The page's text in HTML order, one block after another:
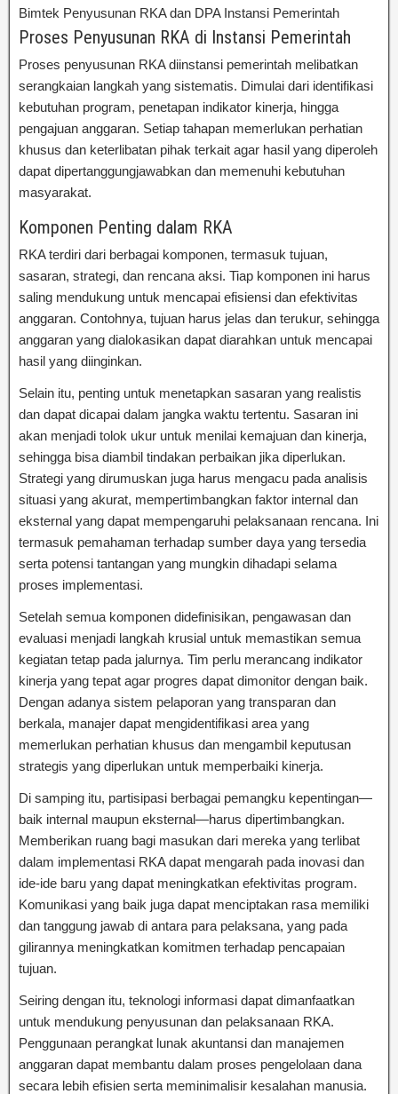
Bimtek Penyusunan RKA dan DPA Instansi Pemerintah
Proses Penyusunan RKA di Instansi Pemerintah
Proses penyusunan RKA diinstansi pemerintah melibatkan
serangkaian langkah yang sistematis. Dimulai dari identifikasi
kebutuhan program, penetapan indikator kinerja, hingga
pengajuan anggaran. Setiap tahapan memerlukan perhatian
khusus dan keterlibatan pihak terkait agar hasil yang diperoleh
dapat dipertanggungjawabkan dan memenuhi kebutuhan
masyarakat.
Komponen Penting dalam RKA
RKA terdiri dari berbagai komponen, termasuk tujuan,
sasaran, strategi, dan rencana aksi. Tiap komponen ini harus
saling mendukung untuk mencapai efisiensi dan efektivitas
anggaran. Contohnya, tujuan harus jelas dan terukur, sehingga
anggaran yang dialokasikan dapat diarahkan untuk mencapai
hasil yang diinginkan.
Selain itu, penting untuk menetapkan sasaran yang realistis
dan dapat dicapai dalam jangka waktu tertentu. Sasaran ini
akan menjadi tolok ukur untuk menilai kemajuan dan kinerja,
sehingga bisa diambil tindakan perbaikan jika diperlukan.
Strategi yang dirumuskan juga harus mengacu pada analisis
situasi yang akurat, mempertimbangkan faktor internal dan
eksternal yang dapat mempengaruhi pelaksanaan rencana. Ini
termasuk pemahaman terhadap sumber daya yang tersedia
serta potensi tantangan yang mungkin dihadapi selama
proses implementasi.
Setelah semua komponen didefinisikan, pengawasan dan
evaluasi menjadi langkah krusial untuk memastikan semua
kegiatan tetap pada jalurnya. Tim perlu merancang indikator
kinerja yang tepat agar progres dapat dimonitor dengan baik.
Dengan adanya sistem pelaporan yang transparan dan
berkala, manajer dapat mengidentifikasi area yang
memerlukan perhatian khusus dan mengambil keputusan
strategis yang diperlukan untuk memperbaiki kinerja.
Di samping itu, partisipasi berbagai pemangku kepentingan—
baik internal maupun eksternal—harus dipertimbangkan.
Memberikan ruang bagi masukan dari mereka yang terlibat
dalam implementasi RKA dapat mengarah pada inovasi dan
ide-ide baru yang dapat meningkatkan efektivitas program.
Komunikasi yang baik juga dapat menciptakan rasa memiliki
dan tanggung jawab di antara para pelaksana, yang pada
gilirannya meningkatkan komitmen terhadap pencapaian
tujuan.
Seiring dengan itu, teknologi informasi dapat dimanfaatkan
untuk mendukung penyusunan dan pelaksanaan RKA.
Penggunaan perangkat lunak akuntansi dan manajemen
anggaran dapat membantu dalam proses pengelolaan dana
secara lebih efisien serta meminimalisir kesalahan manusia.